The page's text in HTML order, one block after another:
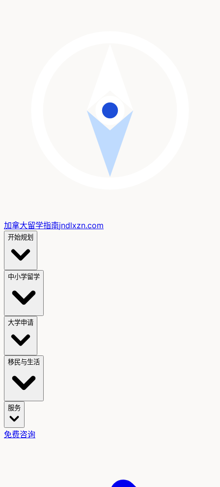
加拿大留学指南jndlxzn.com
开始规划
中小学留学
大学申请
移民与生活
服务
免费咨询